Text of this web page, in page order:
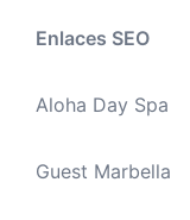
Enlaces SEO
Aloha Day Spa
Guest Marbella